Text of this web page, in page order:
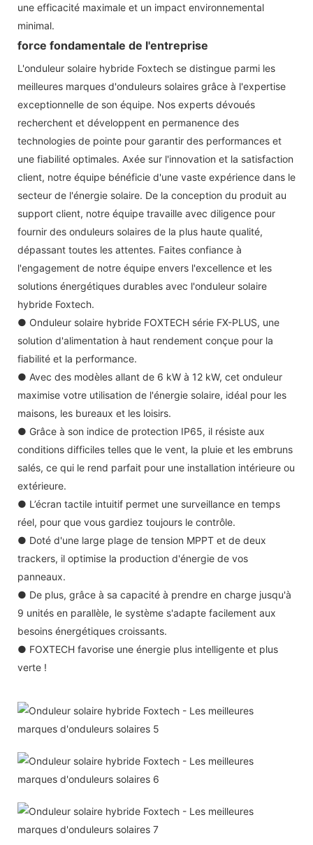
une efficacité maximale et un impact environnemental
minimal.
force fondamentale de l'entreprise
L'onduleur solaire hybride Foxtech se distingue parmi les
meilleures marques d'onduleurs solaires grâce à l'expertise
exceptionnelle de son équipe. Nos experts dévoués
recherchent et développent en permanence des
technologies de pointe pour garantir des performances et
une fiabilité optimales. Axée sur l'innovation et la satisfaction
client, notre équipe bénéficie d'une vaste expérience dans le
secteur de l'énergie solaire. De la conception du produit au
support client, notre équipe travaille avec diligence pour
fournir des onduleurs solaires de la plus haute qualité,
dépassant toutes les attentes. Faites confiance à
l'engagement de notre équipe envers l'excellence et les
solutions énergétiques durables avec l'onduleur solaire
hybride Foxtech.
● Onduleur solaire hybride FOXTECH série FX-PLUS, une
solution d'alimentation à haut rendement conçue pour la
fiabilité et la performance.
● Avec des modèles allant de 6 kW à 12 kW, cet onduleur
maximise votre utilisation de l'énergie solaire, idéal pour les
maisons, les bureaux et les loisirs.
● Grâce à son indice de protection IP65, il résiste aux
conditions difficiles telles que le vent, la pluie et les embruns
salés, ce qui le rend parfait pour une installation intérieure ou
extérieure.
● L’écran tactile intuitif permet une surveillance en temps
réel, pour que vous gardiez toujours le contrôle.
● Doté d'une large plage de tension MPPT et de deux
trackers, il optimise la production d'énergie de vos
panneaux.
● De plus, grâce à sa capacité à prendre en charge jusqu'à
9 unités en parallèle, le système s'adapte facilement aux
besoins énergétiques croissants.
● FOXTECH favorise une énergie plus intelligente et plus
verte !